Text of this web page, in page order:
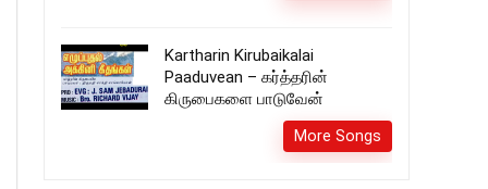
Kartharin Kirubaikalai
Paaduvean – கர்த்தரின்
கிருபைகளை பாடுவேன்
More Songs